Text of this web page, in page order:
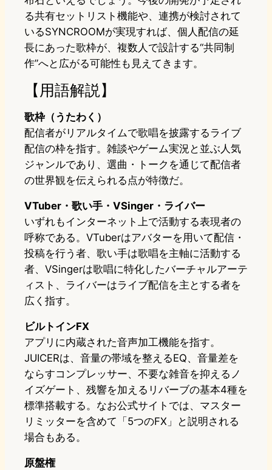
る共有セットリスト機能や、連携が検討されて
いるSYNCROOMが実現すれば、個人配信の延
長にあった歌枠が、複数人で設計する“共同制
作”へと広がる可能性も見えてきます。
【用語解説】
歌枠（うたわく）
配信者がリアルタイムで歌唱を披露するライブ
配信の枠を指す。雑談やゲーム実況と並ぶ人気
ジャンルであり、選曲・トークを通じて配信者
の世界観を伝えられる点が特徴だ。
VTuber・歌い手・VSinger・ライバー
いずれもインターネット上で活動する表現者の
呼称である。VTuberはアバターを用いて配信・
投稿を行う者、歌い手は歌唱を主軸に活動する
者、VSingerは歌唱に特化したバーチャルアーテ
ィスト、ライバーはライブ配信を主とする者を
広く指す。
ビルトインFX
アプリに内蔵された音声加工機能を指す。
JUICERは、音量の帯域を整えるEQ、音量差を
ならすコンプレッサー、不要な雑音を抑えるノ
イズゲート、残響を加えるリバーブの基本4種を
標準搭載する。なお公式サイトでは、マスター
リミッターを含めて「5つのFX」と説明される
場合もある。
原盤権